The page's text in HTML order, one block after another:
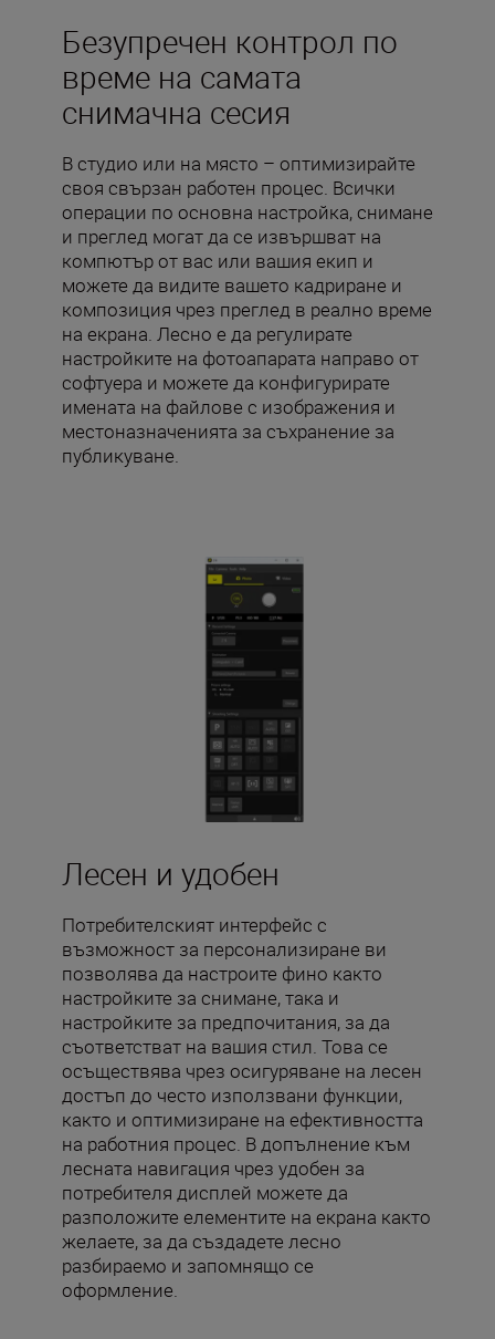
Безупречен контрол по
време на самата
снимачна сесия
В студио или на място – оптимизирайте
своя свързан работен процес. Всички
операции по основна настройка, снимане
и преглед могат да се извършват на
компютър от вас или вашия екип и
можете да видите вашето кадриране и
композиция чрез преглед в реално време
на екрана. Лесно е да регулирате
настройките на фотоапарата направо от
софтуера и можете да конфигурирате
имената на файлове с изображения и
местоназначенията за съхранение за
публикуване.
Лесен и удобен
Потребителският интерфейс с
възможност за персонализиране ви
позволява да настроите фино както
настройките за снимане, така и
настройките за предпочитания, за да
съответстват на вашия стил. Това се
осъществява чрез осигуряване на лесен
достъп до често използвани функции,
както и оптимизиране на ефективността
на работния процес. В допълнение към
лесната навигация чрез удобен за
потребителя дисплей можете да
разположите елементите на екрана както
желаете, за да създадете лесно
разбираемо и запомнящо се
оформление.